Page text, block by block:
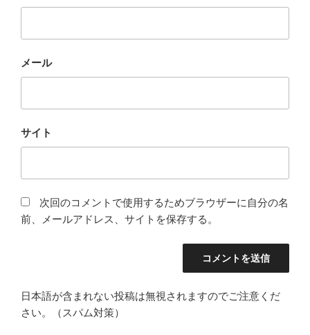
メール
サイト
次回のコメントで使用するためブラウザーに自分の名
前、メールアドレス、サイトを保存する。
日本語が含まれない投稿は無視されますのでご注意くだ
さい。（スパム対策）